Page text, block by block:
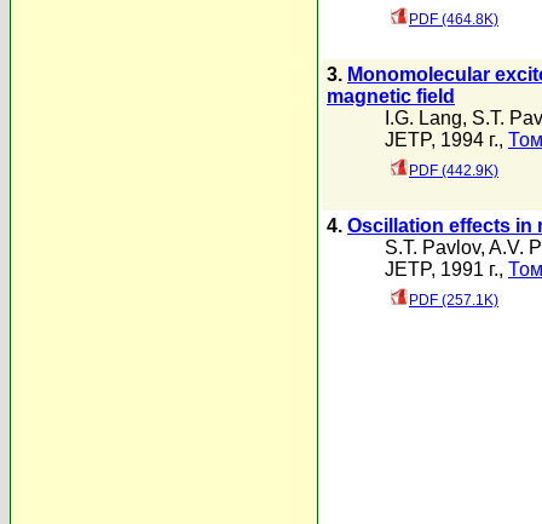
PDF (464.8K)
3. Monomolecular
magnetic field
I.G. Lang, S.T.
JETP, 1994 г.,
PDF (442.9K)
4. Oscillation effects in
S.T. Pavlov, A.V.
JETP, 1991 г.,
PDF (257.1K)